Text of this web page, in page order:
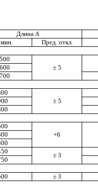
ДлинаА
Пред. откл.
±5
±5
+6
±3
±3